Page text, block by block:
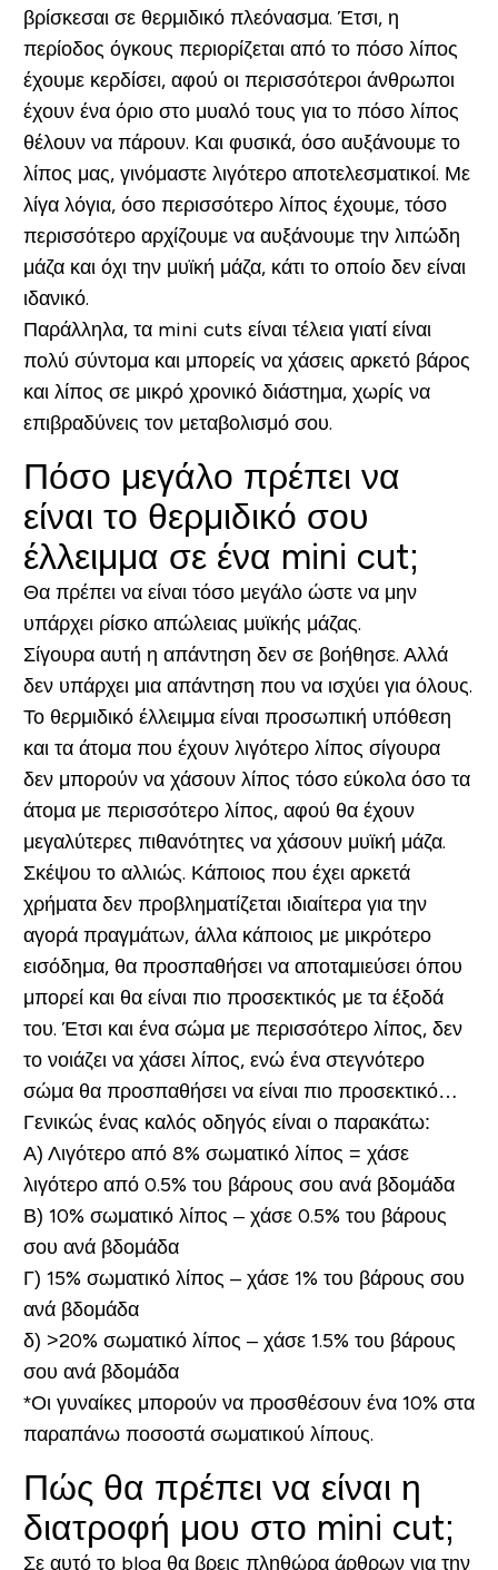
βρίσκεσαι σε θερμιδικό πλεόνασμα. Έτσι, η
περίοδος όγκους περιορίζεται από το πόσο λίπος
έχουμε κερδίσει, αφού οι περισσότεροι άνθρωποι
έχουν ένα όριο στο μυαλό τους για το πόσο λίπος
θέλουν να πάρουν. Και φυσικά, όσο αυξάνουμε το
λίπος μας, γινόμαστε λιγότερο αποτελεσματικοί. Με
λίγα λόγια, όσο περισσότερο λίπος έχουμε, τόσο
περισσότερο αρχίζουμε να αυξάνουμε την λιπώδη
μάζα και όχι την μυϊκή μάζα, κάτι το οποίο δεν είναι
ιδανικό.
Παράλληλα, τα mini cuts είναι τέλεια γιατί είναι
πολύ σύντομα και μπορείς να χάσεις αρκετό βάρος
και λίπος σε μικρό χρονικό διάστημα, χωρίς να
επιβραδύνεις τον μεταβολισμό σου.
Πόσο μεγάλο πρέπει να
είναι το θερμιδικό σου
έλλειμμα σε ένα mini cut;
Θα πρέπει να είναι τόσο μεγάλο ώστε να μην
υπάρχει ρίσκο απώλειας μυϊκής μάζας.
Σίγουρα αυτή η απάντηση δεν σε βοήθησε. Αλλά
δεν υπάρχει μια απάντηση που να ισχύει για όλους.
Το θερμιδικό έλλειμμα είναι προσωπική υπόθεση
και τα άτομα που έχουν λιγότερο λίπος σίγουρα
δεν μπορούν να χάσουν λίπος τόσο εύκολα όσο τα
άτομα με περισσότερο λίπος, αφού θα έχουν
μεγαλύτερες πιθανότητες να χάσουν μυϊκή μάζα.
Σκέψου το αλλιώς. Κάποιος που έχει αρκετά
χρήματα δεν προβληματίζεται ιδιαίτερα για την
αγορά πραγμάτων, άλλα κάποιος με μικρότερο
εισόδημα, θα προσπαθήσει να αποταμιεύσει όπου
μπορεί και θα είναι πιο προσεκτικός με τα έξοδά
του. Έτσι και ένα σώμα με περισσότερο λίπος, δεν
το νοιάζει να χάσει λίπος, ενώ ένα στεγνότερο
σώμα θα προσπαθήσει να είναι πιο προσεκτικό…
Γενικώς ένας καλός οδηγός είναι ο παρακάτω:
Α) Λιγότερο από 8% σωματικό λίπος = χάσε
λιγότερο από 0.5% του βάρους σου ανά βδομάδα
Β) 10% σωματικό λίπος – χάσε 0.5% του βάρους
σου ανά βδομάδα
Γ) 15% σωματικό λίπος – χάσε 1% του βάρους σου
ανά βδομάδα
δ) >20% σωματικό λίπος – χάσε 1.5% του βάρους
σου ανά βδομάδα
*Οι γυναίκες μπορούν να προσθέσουν ένα 10% στα
παραπάνω ποσοστά σωματικού λίπους.
Πώς θα πρέπει να είναι η
διατροφή μου στο mini cut;
Σε αυτό το blog θα βρεις πληθώρα άρθρων για την